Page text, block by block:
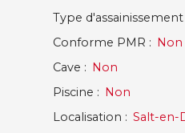
Type d'assainissement
Conforme PMR :
Non
Cave :
Non
Piscine :
Non
Localisation : Salt-en-